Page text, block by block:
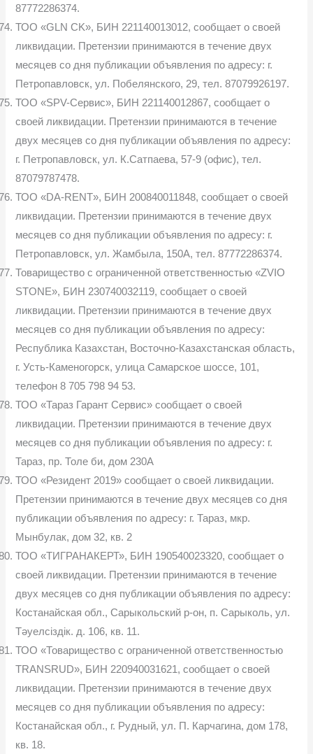
87772286374.
ТОО «GLN CK», БИН 221140013012, сообщает о своей
ликвидации. Претензии принимаются в течение двух
месяцев со дня публикации объявления по адресу: г.
Петропавловск, ул. Побелянского, 29, тел. 87079926197.
ТОО «SPV-Сервис», БИН 221140012867, сообщает о
своей ликвидации. Претензии принимаются в течение
двух месяцев со дня публикации объявления по адресу:
г. Петропавловск, ул. К.Сатпаева, 57-9 (офис), тел.
87079787478.
ТОО «DA-RENT», БИН 200840011848, сообщает о своей
ликвидации. Претензии принимаются в течение двух
месяцев со дня публикации объявления по адресу: г.
Петропавловск, ул. Жамбыла, 150А, тел. 87772286374.
Товарищество с ограниченной ответственностью «ZVIO
STONE», БИН 230740032119, сообщает о своей
ликвидации. Претензии принимаются в течение двух
месяцев со дня публикации объявления по адресу:
Республика Казахстан, Восточно-Казахстанская область,
г. Усть-Каменогорск, улица Самарское шоссе, 101,
телефон 8 705 798 94 53.
ТОО «Тараз Гарант Сервис» сообщает о своей
ликвидации. Претензии принимаются в течение двух
месяцев со дня публикации объявления по адресу: г.
Тараз, пр. Толе би, дом 230А
ТОО «Резидент 2019» сообщает о своей ликвидации.
Претензии принимаются в течение двух месяцев со дня
публикации объявления по адресу: г. Тараз, мкр.
Мынбулак, дом 32, кв. 2
ТОО «ТИГРАНАКЕРТ», БИН 190540023320, сообщает о
своей ликвидации. Претензии принимаются в течение
двух месяцев со дня публикации объявления по адресу:
Костанайская обл., Сарыкольский р-он, п. Сарыколь, ул.
Тәуелсіздік. д. 106, кв. 11.
ТОО «Товарищество с ограниченной ответственностью
TRANSRUD», БИН 220940031621, сообщает о своей
ликвидации. Претензии принимаются в течение двух
месяцев со дня публикации объявления по адресу:
Костанайская обл., г. Рудный, ул. П. Карчагина, дом 178,
кв. 18.